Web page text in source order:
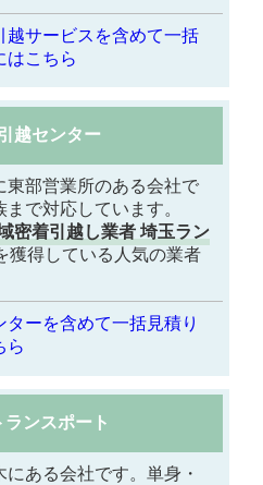
越サービスを含めて一括
はこちら
越センター
東部営業所のある会社で
で対応しています。
密着引越し業者 埼玉ラン
獲得している人気の業者
ターを含めて一括見積り
ら
ランスポート
ある会社です。単身・